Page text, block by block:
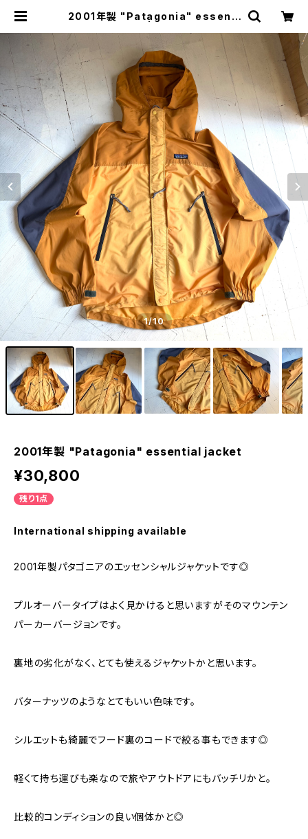
2001年製 "Patagonia" essenti
1/10
2001年製 "Patagonia" essential jacket
¥30,800
残り1点
International shipping available
2001年製パタゴニアのエッセンシャルジャケットです◎
プルオーバータイプはよく見かけると思いますがそのマウンテン
パーカーバージョンです。
裏地の劣化がなく、とても使えるジャケットかと思います。
バターナッツのようなとてもいい色味です。
シルエットも綺麗でフード裏のコードで絞る事もできます◎
軽くて持ち運びも楽なので旅やアウトドアにもバッチリかと。
比較的コンディションの良い個体かと◎